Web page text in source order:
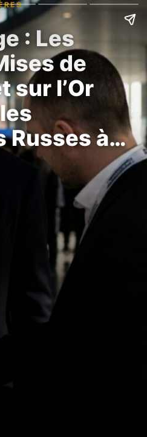
: Les
de
sur l’Or
Russes à…